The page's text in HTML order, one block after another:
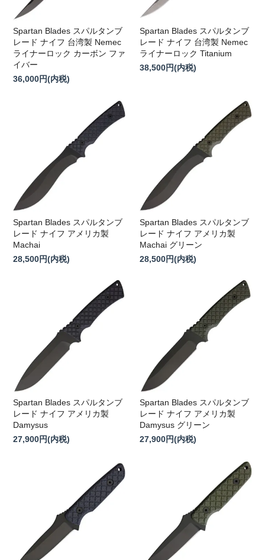
Spartan Blades スパルタンブ
レード ナイフ 台湾製 Nemec
ライナーロック カーボン ファ
イバー
36,000円(内税)
Spartan Blades スパルタンブ
レード ナイフ 台湾製 Nemec
ライナーロック Titanium
38,500円(内税)
Spartan Blades スパルタンブ
レード ナイフ アメリカ製
Machai
28,500円(内税)
Spartan Blades スパルタンブ
レード ナイフ アメリカ製
Machai グリーン
28,500円(内税)
Spartan Blades スパルタンブ
レード ナイフ アメリカ製
Damysus
27,900円(内税)
Spartan Blades スパルタンブ
レード ナイフ アメリカ製
Damysus グリーン
27,900円(内税)